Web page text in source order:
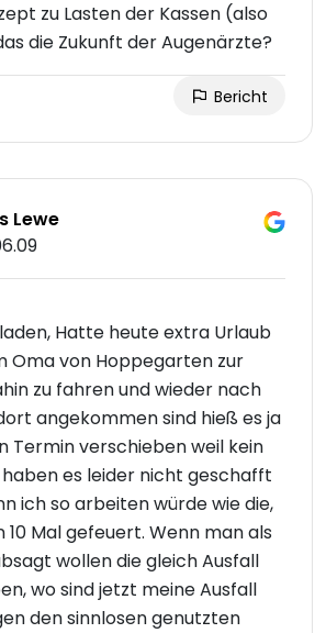
zu Lasten der Kassen (also
die Zukunft der Augenärzte?
Bericht
Lewe
Hatte heute extra Urlaub
Oma von Hoppegarten zur
zu fahren und wieder nach
angekommen sind hieß es ja
Termin verschieben weil kein
es leider nicht geschafft
ich so arbeiten würde wie die,
Mal gefeuert. Wenn man als
wollen die gleich Ausfall
wo sind jetzt meine Ausfall
den sinnlosen genutzten